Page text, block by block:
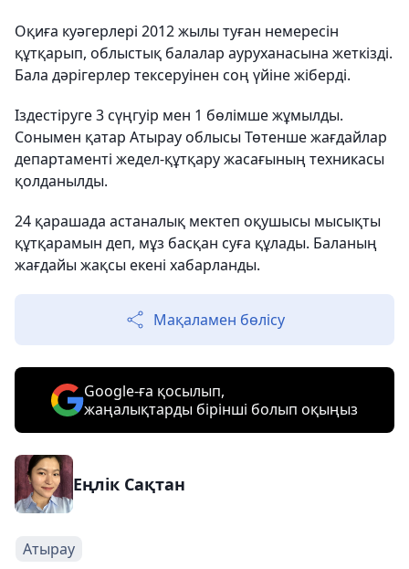
Оқиға куәгерлері 2012 жылы туған немересін
құтқарып, облыстық балалар ауруханасына жеткізді.
Бала дәрігерлер тексеруінен соң үйіне жіберді.
Іздестіруге 3 сүңгуір мен 1 бөлімше жұмылды.
Сонымен қатар Атырау облысы Төтенше жағдайлар
департаменті жедел-құтқару жасағының техникасы
қолданылды.
24 қарашада астаналық мектеп оқушысы мысықты
құтқарамын деп, мұз басқан суға құлады. Баланың
жағдайы жақсы екені хабарланды.
Мақаламен бөлісу
Google-ға қосылып,
жаңалықтарды бірінші болып оқыңыз
Еңлік Сақтан
Атырау